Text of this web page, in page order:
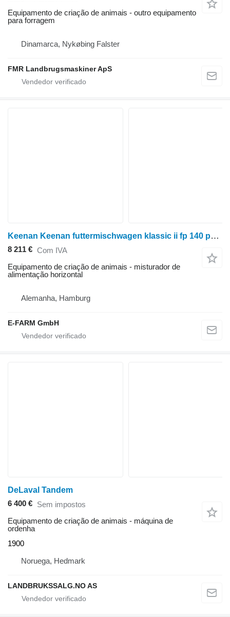
Equipamento de criação de animais - outro equipamento
para forragem
Dinamarca, Nykøbing Falster
FMR Landbrugsmaskiner ApS
Keenan Keenan futtermischwagen klassic ii fp 140 paddelmischer
8 211 € Com IVA
Equipamento de criação de animais - misturador de
alimentação horizontal
Alemanha, Hamburg
E-FARM GmbH
DeLaval Tandem
6 400 € Sem impostos
Equipamento de criação de animais - máquina de
ordenha
1900
Noruega, Hedmark
LANDBRUKSSALG.NO AS